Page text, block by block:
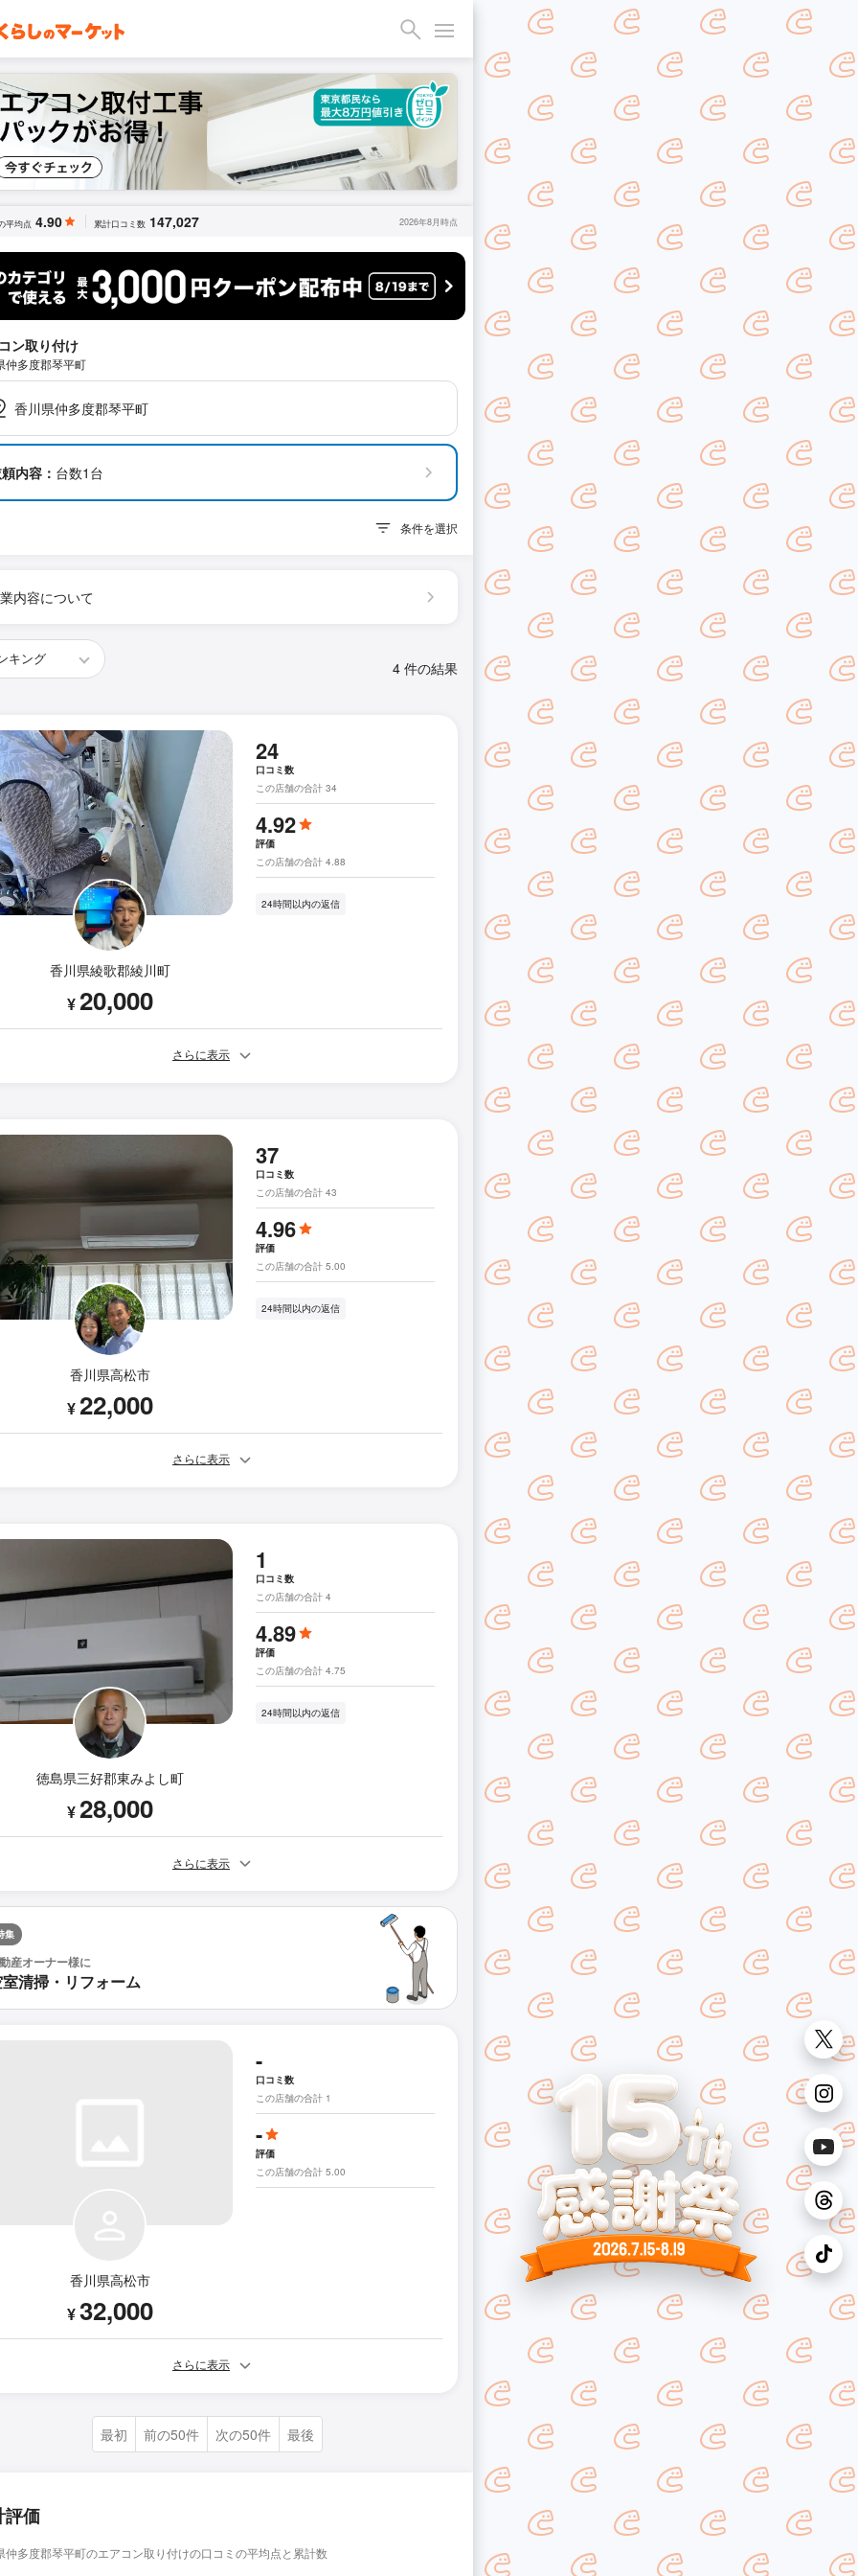
平均点 4.90 累計口コミ数 147,027 2026年8月時点
ン取り付け
仲多度郡琴平町
香川県仲多度郡琴平町
内容： 台数1台
条件を選択
内容について
4 件の結果
香川県綾歌郡綾川町
¥20,000
24
口コミ数
この店舗の合計 34
4.92
評価
この店舗の合計 4.88
24時間以内の返信
さらに表示
香川県高松市
¥22,000
37
口コミ数
この店舗の合計 43
4.96
評価
この店舗の合計 5.00
24時間以内の返信
さらに表示
徳島県三好郡東みよし町
¥28,000
1
口コミ数
この店舗の合計 4
4.89
評価
この店舗の合計 4.75
24時間以内の返信
さらに表示
集
産オーナー様に
清掃・リフォーム
香川県高松市
¥32,000
-
口コミ数
この店舗の合計 1
-
評価
この店舗の合計 5.00
さらに表示
最初 前の50件 次の50件 最後
評価
仲多度郡琴平町のエアコン取り付けの口コミの平均点と累計数